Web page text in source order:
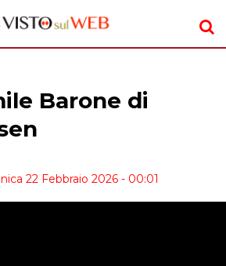
Barone di
22 Febbraio 2026 - 00:01